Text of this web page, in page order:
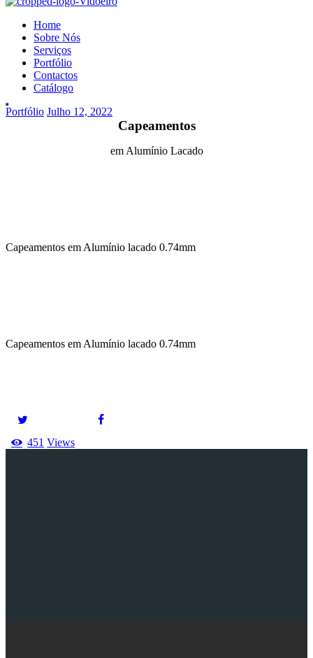
Home
Sobre Nós
Serviços
Portfólio
Contactos
Catálogo
Portfólio Julho 12, 2022
Capeamentos
em Alumínio Lacado
Capeamentos em Alumínio lacado 0.74mm
Capeamentos em Alumínio lacado 0.74mm
451 Views